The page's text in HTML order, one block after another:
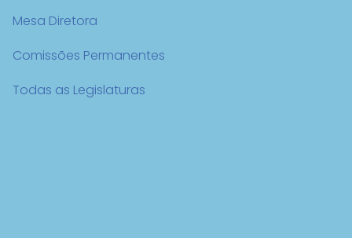
Mesa Diretora
Comissões Permanentes
Todas as Legislaturas